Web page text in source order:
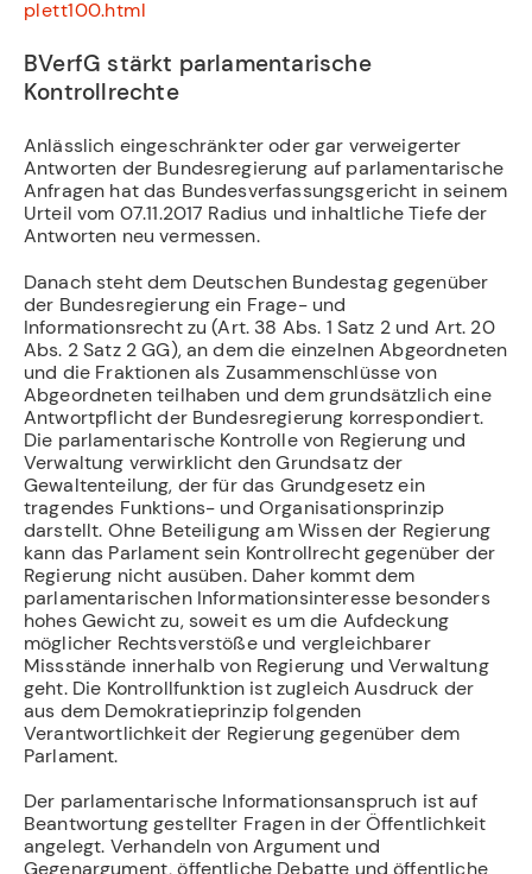
plett100.html
BVerfG stärkt parlamentarische
Kontrollrechte
Anlässlich eingeschränkter oder gar verweigerter
Antworten der Bundesregierung auf parlamentarische
Anfragen hat das Bundesverfassungsgericht in seinem
Urteil vom 07.11.2017 Radius und inhaltliche Tiefe der
Antworten neu vermessen.
Danach steht dem Deutschen Bundestag gegenüber
der Bundesregierung ein Frage- und
Informationsrecht zu (Art. 38 Abs. 1 Satz 2 und Art. 20
Abs. 2 Satz 2 GG), an dem die einzelnen Abgeordneten
und die Fraktionen als Zusammenschlüsse von
Abgeordneten teilhaben und dem grundsätzlich eine
Antwortpflicht der Bundesregierung korrespondiert.
Die parlamentarische Kontrolle von Regierung und
Verwaltung verwirklicht den Grundsatz der
Gewaltenteilung, der für das Grundgesetz ein
tragendes Funktions- und Organisationsprinzip
darstellt. Ohne Beteiligung am Wissen der Regierung
kann das Parlament sein Kontrollrecht gegenüber der
Regierung nicht ausüben. Daher kommt dem
parlamentarischen Informationsinteresse besonders
hohes Gewicht zu, soweit es um die Aufdeckung
möglicher Rechtsverstöße und vergleichbarer
Missstände innerhalb von Regierung und Verwaltung
geht. Die Kontrollfunktion ist zugleich Ausdruck der
aus dem Demokratieprinzip folgenden
Verantwortlichkeit der Regierung gegenüber dem
Parlament.
Der parlamentarische Informationsanspruch ist auf
Beantwortung gestellter Fragen in der Öffentlichkeit
angelegt. Verhandeln von Argument und